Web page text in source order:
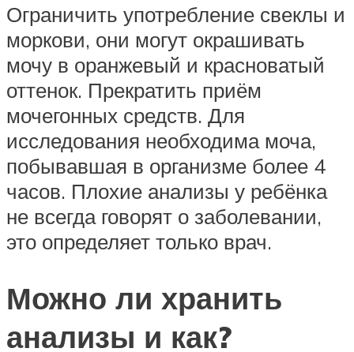
Ограничить употребление свеклы и
моркови, они могут окрашивать
мочу в оранжевый и красноватый
оттенок. Прекратить приём
мочегонных средств. Для
исследования необходима моча,
побывавшая в организме более 4
часов. Плохие анализы у ребёнка
не всегда говорят о заболевании,
это определяет только врач.
Можно ли хранить
анализы и как?